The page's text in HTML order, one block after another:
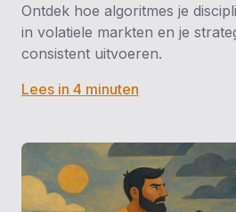
Ontdek hoe algoritmes je
in volatiele markten en je
consistent uitvoeren.
Lees in 4 minuten